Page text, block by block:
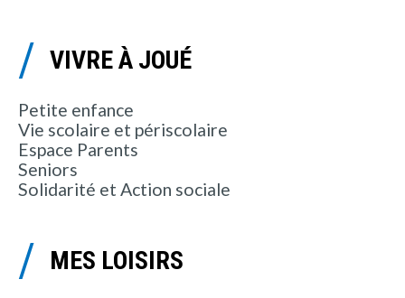
VIVRE À JOUÉ
Petite enfance
Vie scolaire et périscolaire
Espace Parents
Seniors
Solidarité et Action sociale
MES LOISIRS